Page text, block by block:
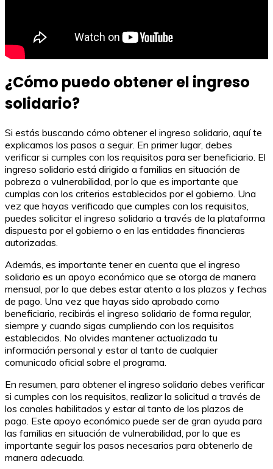
¿Cómo puedo obtener el ingreso
solidario?
Si estás buscando cómo obtener el ingreso solidario, aquí te
explicamos los pasos a seguir. En primer lugar, debes
verificar si cumples con los requisitos para ser beneficiario. El
ingreso solidario está dirigido a familias en situación de
pobreza o vulnerabilidad, por lo que es importante que
cumplas con los criterios establecidos por el gobierno. Una
vez que hayas verificado que cumples con los requisitos,
puedes solicitar el ingreso solidario a través de la plataforma
dispuesta por el gobierno o en las entidades financieras
autorizadas.
Además, es importante tener en cuenta que el ingreso
solidario es un apoyo económico que se otorga de manera
mensual, por lo que debes estar atento a los plazos y fechas
de pago. Una vez que hayas sido aprobado como
beneficiario, recibirás el ingreso solidario de forma regular,
siempre y cuando sigas cumpliendo con los requisitos
establecidos. No olvides mantener actualizada tu
información personal y estar al tanto de cualquier
comunicado oficial sobre el programa.
En resumen, para obtener el ingreso solidario debes verificar
si cumples con los requisitos, realizar la solicitud a través de
los canales habilitados y estar al tanto de los plazos de
pago. Este apoyo económico puede ser de gran ayuda para
las familias en situación de vulnerabilidad, por lo que es
importante seguir los pasos necesarios para obtenerlo de
manera adecuada.